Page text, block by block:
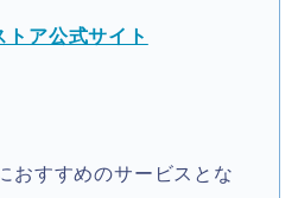
トア公式サイト
おすすめのサービスとな